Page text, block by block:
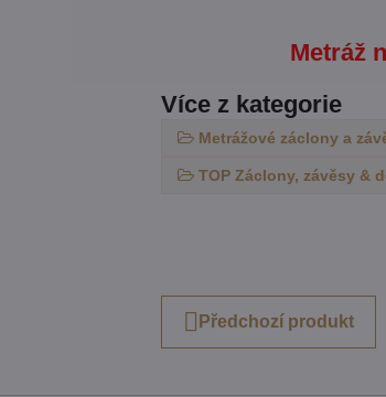
Metráž
Více z kategorie
Metrážové záclony a
TOP Záclony, závěsy &
Předchozí produkt